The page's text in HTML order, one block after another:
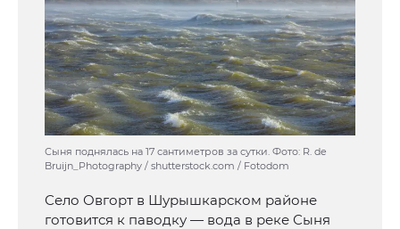
Сыня поднялась на 17 сантиметров за сутки. Фото: R. de
Bruijn_Photography / shutterstock.com / Fotodom
Село Овгорт в Шурышкарском районе
готовится к паводку — вода в реке Сыня